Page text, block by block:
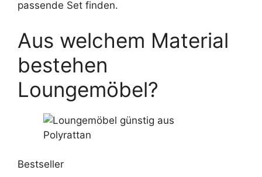
passende Set finden.
Aus welchem Material
bestehen
Loungemöbel?
Bestseller